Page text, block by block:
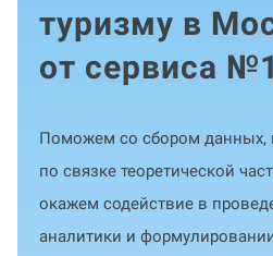
туризму в
от сервиса №1
Поможем со сбором данных,
по связке теоретической
окажем содействие в
аналитики и